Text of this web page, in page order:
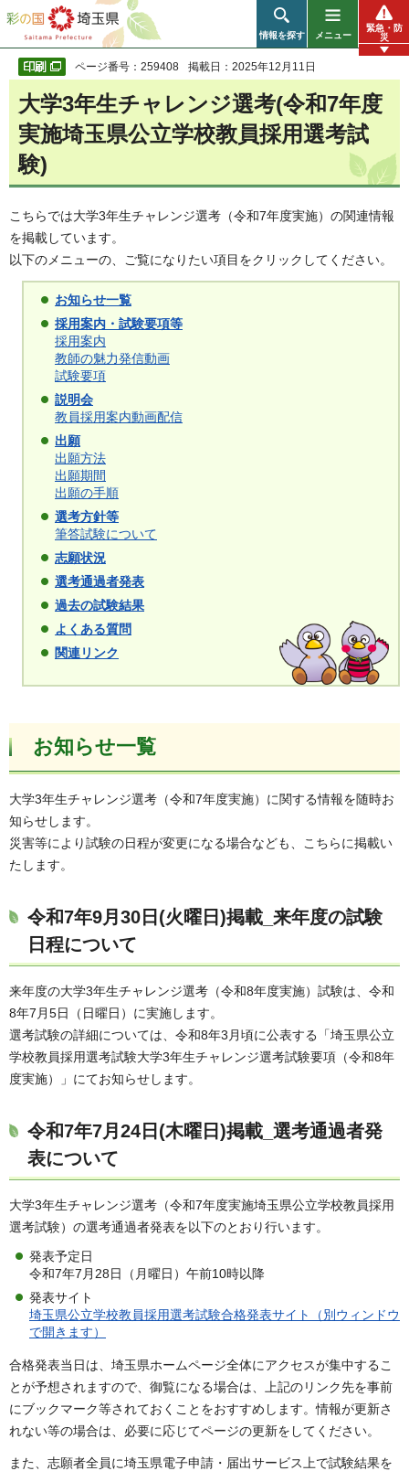
彩の国 埼玉県
情報を探す メニュー
緊急・防
災
ページ番号：259408 掲載日：2025年12月11日
大学3年生チャレンジ選考(令和7年度
実施埼玉県公立学校教員採用選考試
験)
こちらでは大学3年生チャレンジ選考（令和7年度実施）の関連情報
を掲載しています。
以下のメニューの、ご覧になりたい項目をクリックしてください。
お知らせ一覧
採用案内・試験要項等
採用案内
教師の魅力発信動画
試験要項
説明会
教員採用案内動画配信
出願
出願方法
出願期間
出願の手順
選考方針等
筆答試験について
志願状況
選考通過者発表
過去の試験結果
よくある質問
関連リンク
お知らせ一覧
大学3年生チャレンジ選考（令和7年度実施）に関する情報を随時お
知らせします。
災害等により試験の日程が変更になる場合なども、こちらに掲載い
たします。
令和7年9月30日(火曜日)掲載_来年度の試験
日程について
来年度の大学3年生チャレンジ選考（令和8年度実施）試験は、令和
8年7月5日（日曜日）に実施します。
選考試験の詳細については、令和8年3月頃に公表する「埼玉県公立
学校教員採用選考試験大学3年生チャレンジ選考試験要項（令和8年
度実施）」にてお知らせします。
令和7年7月24日(木曜日)掲載_選考通過者発
表について
大学3年生チャレンジ選考（令和7年度実施埼玉県公立学校教員採用
選考試験）の選考通過者発表を以下のとおり行います。
発表予定日
令和7年7月28日（月曜日）午前10時以降
発表サイト
埼玉県公立学校教員採用選考試験合格発表サイト（別ウィンドウ
で開きます）
合格発表当日は、埼玉県ホームページ全体にアクセスが集中するこ
とが予想されますので、御覧になる場合は、上記のリンク先を事前
にブックマーク等されておくことをおすすめします。情報が更新さ
れない等の場合は、必要に応じてページの更新をしてください。
また、志願者全員に埼玉県電子申請・届出サービス上で試験結果を